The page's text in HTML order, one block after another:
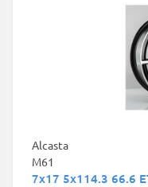
Alcasta
M61
7x17 5x114.3 66.6